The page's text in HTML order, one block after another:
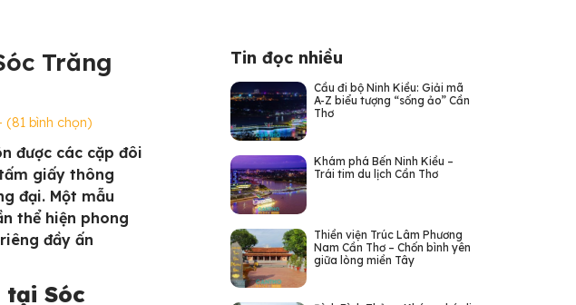
Trăng
(81 bình chọn)
được các cặp đôi
giấy thông
đại. Một mẫu
thể hiện phong
đầy ấn
Sóc
Tin đọc nhiều
Cầu đi bộ Ninh Kiều: Giải mã
A-Z biểu tượng “sống ảo” Cần
Thơ
Khám phá Bến Ninh Kiều –
Trái tim du lịch Cần Thơ
Thiền viện Trúc Lâm Phương
Nam Cần Thơ – Chốn bình yên
giữa lòng miền Tây